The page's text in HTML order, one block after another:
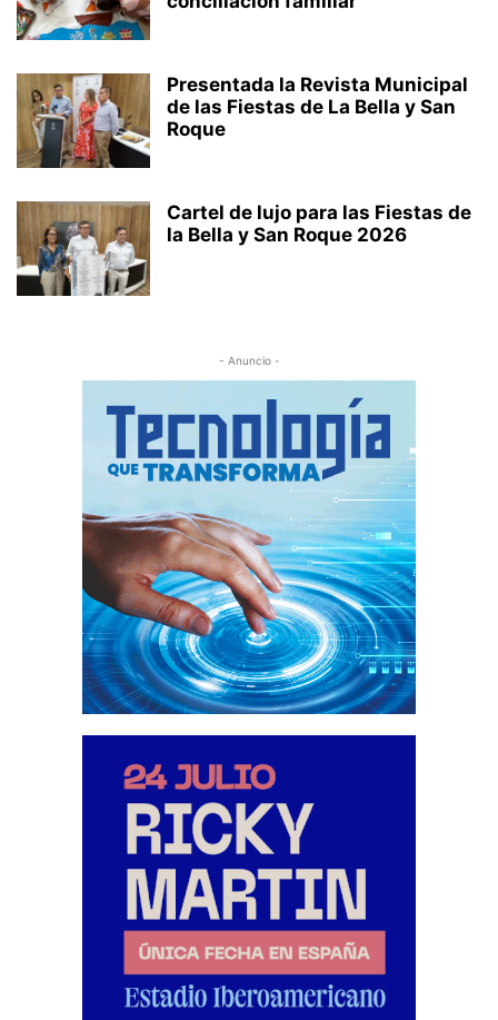
Presentada la Revista Municipal
de las Fiestas de La Bella y San
Roque
Cartel de lujo para las Fiestas de
la Bella y San Roque 2026
- Anuncio -